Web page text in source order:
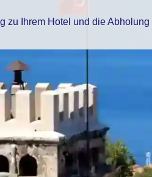
zu Ihrem Hotel und die